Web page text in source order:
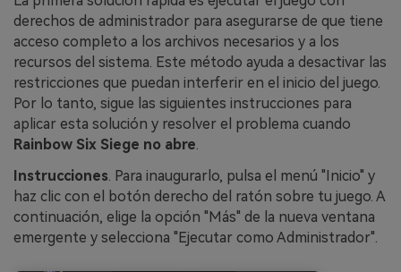
derechos de administrador para asegurarse de que tiene
acceso completo a los archivos necesarios y a los
recursos del sistema. Este método ayuda a desactivar las
restricciones que puedan interferir en el inicio del juego.
Por lo tanto, sigue las siguientes instrucciones para
aplicar esta solución y resolver el problema cuando
Rainbow Six Siege no abre
Instrucciones. Para inaugurarlo, pulsa el menú "Inicio" y
haz clic con el botón derecho del ratón sobre tu juego. A
continuación, elige la opción "Más" de la nueva ventana
emergente y selecciona "Ejecutar como Administrador".